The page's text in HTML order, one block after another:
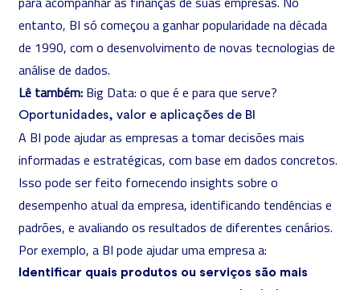
entanto, BI só começou a ganhar popularidade na década
de 1990, com o desenvolvimento de novas tecnologias de
análise de dados.
Lê também: Big Data: o que é e para que serve?
Oportunidades, valor e aplicações de BI
A BI pode ajudar as empresas a tomar decisões mais
informadas e estratégicas, com base em dados concretos.
Isso pode ser feito fornecendo insights sobre o
desempenho atual da empresa, identificando tendências e
padrões, e avaliando os resultados de diferentes cenários.
Por exemplo, a BI pode ajudar uma empresa a:
Identificar quais produtos ou serviços são mais